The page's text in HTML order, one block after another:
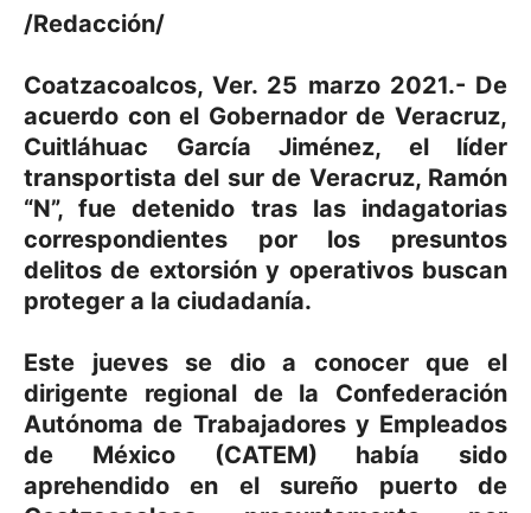
/Redacción/
Coatzacoalcos, Ver. 25 marzo 2021.- De
acuerdo con el Gobernador de Veracruz,
Cuitláhuac García Jiménez, el líder
transportista del sur de Veracruz, Ramón
“N”, fue detenido tras las indagatorias
correspondientes por los presuntos
delitos de extorsión y operativos buscan
proteger a la ciudadanía.
Este jueves se dio a conocer que el
dirigente regional de la Confederación
Autónoma de Trabajadores y Empleados
de México (CATEM) había sido
aprehendido en el sureño puerto de